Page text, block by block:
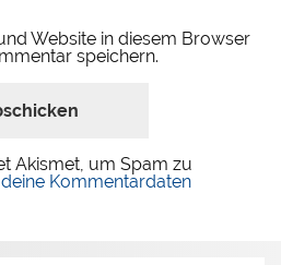
Website in diesem Browser
speichern.
Akismet, um Spam zu
Kommentardaten